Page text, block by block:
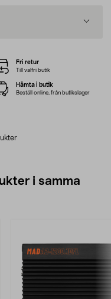
Fri retur
Till valfri butik
Hämta i butik
Beställ online, från butikslager
i samma